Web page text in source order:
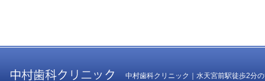
中村歯科クリニック｜水天宮前駅徒歩2分